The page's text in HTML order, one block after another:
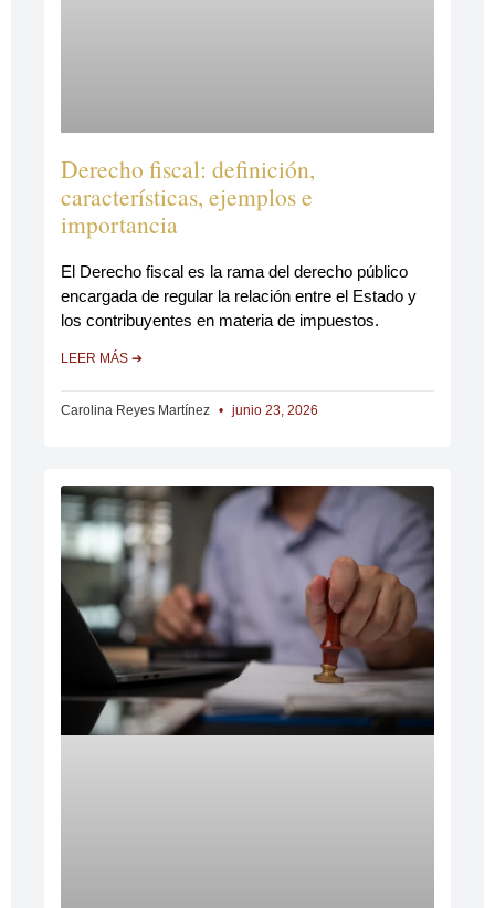
Derecho fiscal: definición,
características, ejemplos e
importancia
El Derecho fiscal es la rama del derecho público
encargada de regular la relación entre el Estado y
los contribuyentes en materia de impuestos.
LEER MÁS ➔
Carolina Reyes Martínez junio 23, 2026